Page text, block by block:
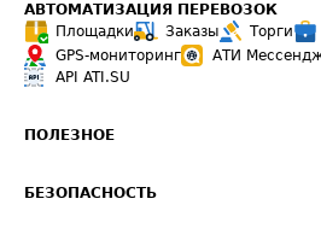
АВТОМАТИЗАЦИЯ ПЕРЕВОЗОК
Площадки
Заказы Торги
GPS-мониторинг
АТИ
API ATI.SU
ПОЛЕЗНОЕ
БЕЗОПАСНОСТЬ